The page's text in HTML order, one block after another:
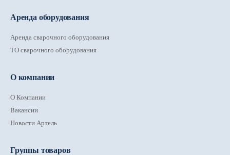
Аренда оборудования
Аренда сварочного оборудования
ТО сварочного оборудования
О компании
О Компании
Вакансии
Новости Артель
Группы товаров